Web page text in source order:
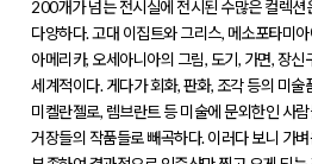
200개가 넘는 전시실에 전시된 수많은 컬렉션
다양하다. 고대 이집트와 그리스, 메소포타미
아메리카, 오세아니아의 그림, 도기, 가면, 장신
세계적이다. 게다가 회화, 판화, 조각 등의 미술
미켈란젤로, 렘브란트 등 미술에 문외한인 사
거장들의 작품들로 빼곡하다. 이러다 보니 가